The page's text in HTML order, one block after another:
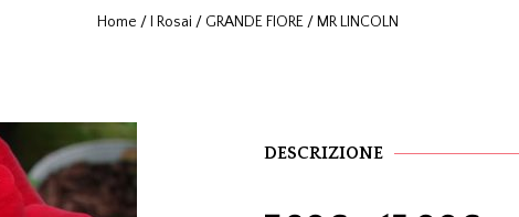
Home / I Rosai / GRANDE FIORE / MR LINCOLN
DESCRIZIONE